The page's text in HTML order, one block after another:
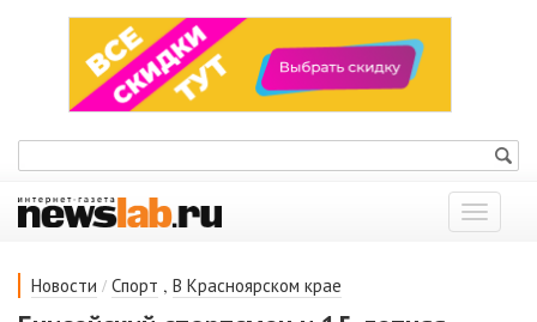
Показать
меню
Новости / Спорт , В Красноярском крае